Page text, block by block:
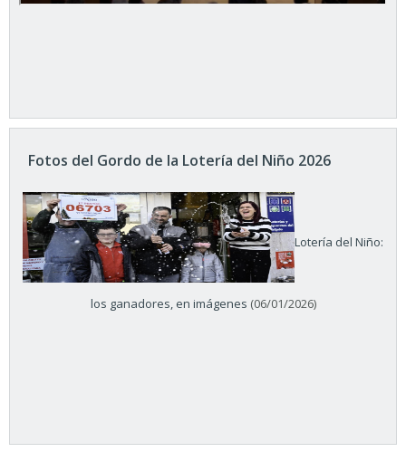
Fotos del Gordo de la Lotería del Niño 2026
Lotería del Niño:
los ganadores, en imágenes (06/01/2026)